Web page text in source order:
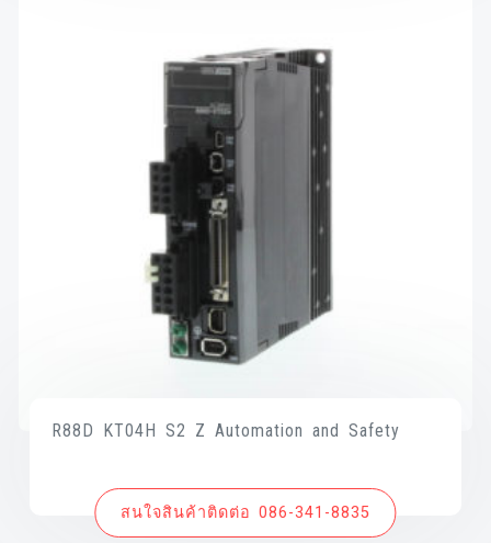
R88D KT04H S2 Z Automation and Safety
สนใจสินค้าติดต่อ 086-341-8835